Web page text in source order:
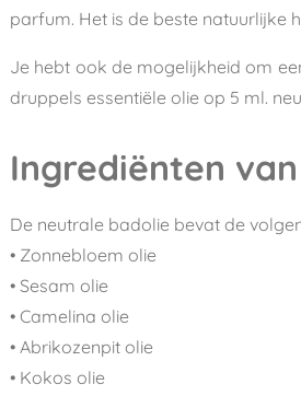
parfum. Het is de beste natuurlijke
Je hebt ook de mogelijkheid om
druppels essentiële olie op 5 ml.
Ingrediënten
De neutrale badolie bevat de
• Zonnebloem olie
• Sesam olie
• Camelina olie
• Abrikozenpit olie
• Kokos olie